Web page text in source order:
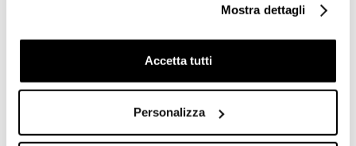
Mostra dettagli
Accetta tutti
Personalizza
Staffa ceramica a mensola
nero lucido Simas
Struttura angolare per
cromata Arcade, Simas